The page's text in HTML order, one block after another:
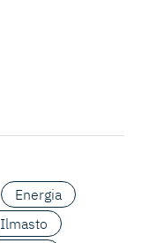
Energia
Ilmasto